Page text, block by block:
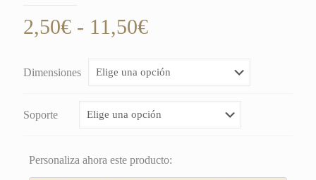
2,50€ - 11,50€Rango
precios:
2,50€
11,50€
Dimensiones
Soporte
Personaliza ahora este producto: